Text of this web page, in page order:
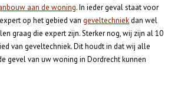
aan de woning. In ieder geval staat voor
op het gebied vangeveltechniekdan wel
graag die expert zijn. Sterker nog, wij zijn al 10
van geveltechniek. Dit houdt in dat wij alle
gevel van uw woning in Dordrecht kunnen